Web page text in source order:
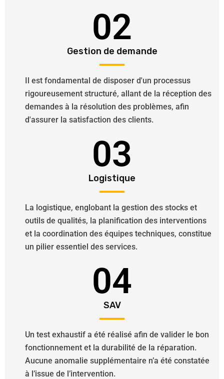
02
Gestion de demande
Il est fondamental de disposer d'un processus
rigoureusement structuré, allant de la réception des
demandes à la résolution des problèmes, afin
d'assurer la satisfaction des clients.
03
Logistique
La logistique, englobant la gestion des stocks et
outils de qualités, la planification des interventions
et la coordination des équipes techniques, constitue
un pilier essentiel des services.
04
SAV
Un test exhaustif a été réalisé afin de valider le bon
fonctionnement et la durabilité de la réparation.
Aucune anomalie supplémentaire n’a été constatée
à l’issue de l’intervention.